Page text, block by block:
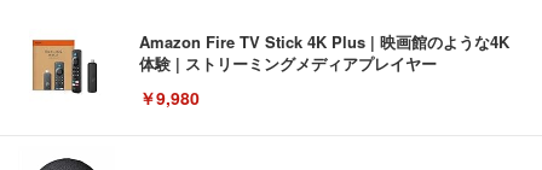
Amazon Fire TV Stick 4K Plus | 映画館のような4K
体験 | ストリーミングメディアプレイヤー
￥9,980